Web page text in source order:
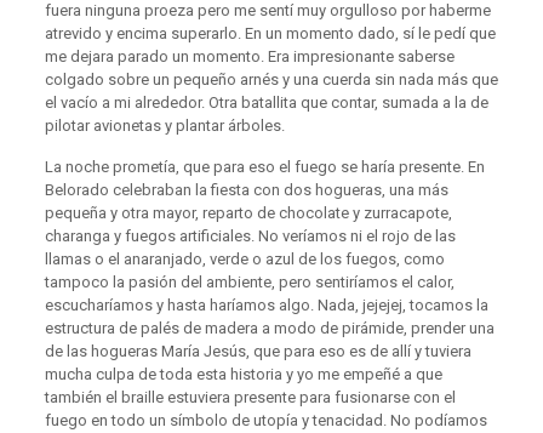
fuera ninguna proeza pero me sentí muy orgulloso por haberme
atrevido y encima superarlo. En un momento dado, sí le pedí que
me dejara parado un momento. Era impresionante saberse
colgado sobre un pequeño arnés y una cuerda sin nada más que
el vacío a mi alrededor. Otra batallita que contar, sumada a la de
pilotar avionetas y plantar árboles.
La noche prometía, que para eso el fuego se haría presente. En
Belorado celebraban la fiesta con dos hogueras, una más
pequeña y otra mayor, reparto de chocolate y zurracapote,
charanga y fuegos artificiales. No veríamos ni el rojo de las
llamas o el anaranjado, verde o azul de los fuegos, como
tampoco la pasión del ambiente, pero sentiríamos el calor,
escucharíamos y hasta haríamos algo. Nada, jejejej, tocamos la
estructura de palés de madera a modo de pirámide, prender una
de las hogueras María Jesús, que para eso es de allí y tuviera
mucha culpa de toda esta historia y yo me empeñé a que
también el braille estuviera presente para fusionarse con el
fuego en todo un símbolo de utopía y tenacidad. No podíamos